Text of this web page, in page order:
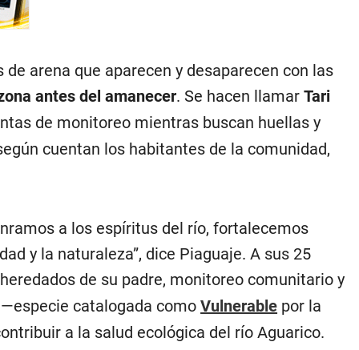
arena que aparecen y desaparecen con las
antes del amanecer. Se hacen llamarTari
de monitoreo mientras buscan huellas y
cuentan los habitantes de la comunidad,
a los espíritus del río, fortalecemos
y la naturaleza”, dice Piaguaje. A sus 25
de su padre, monitoreo comunitario y
—especie catalogada comoVulnerable por la
a la salud ecológica del río Aguarico.